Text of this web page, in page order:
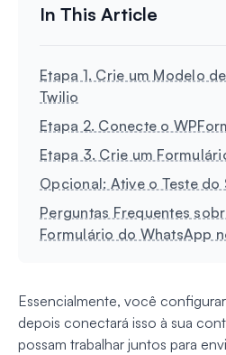
Etapa 1. Crie um Modelo
Twilio
Etapa 2. Conecte o
Etapa 3. Crie um
Opcional: Ative o Teste do
Perguntas Frequentes
Formulário do WhatsApp
Essencialmente, você
depois conectará isso à sua
possam trabalhar juntos para